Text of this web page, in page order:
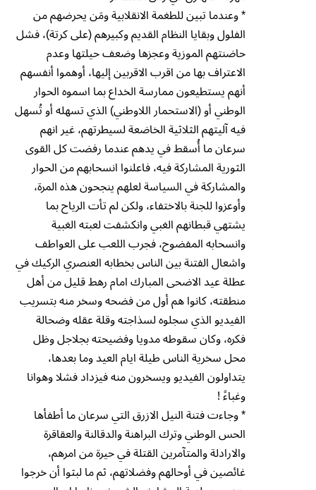
* وعندما تبين للطغمة الانقلابية ومَن يحرضهم من
الفلول وبقايا النظام القديم وكبيرهم (على كرتة)، فشل
حاضنتهم الموزية وعجزها وضعف حيلتها وعدم
الاعتراف بها من اقرب الاقربين إليها، أوهموا أنفسهم
أنهم يستطيعون ممارسة الخداع بما اسموه الحوار
الوطني أو (الاستحمار اللاوطني) الذي تسهله أو تُسهل
فيه آليتهم الثلاثية الخاضعة لسيطرتهم، غير انهم
سرعان ما أُسقط في يدهم عندما رفضت كل القوى
الثورية المشاركة فيه، فاعلنوا انسحابهم من الحوار
والمشاركة في السياسة لعلهم ينجحون هذه المرة،
وأوعزوا للجنة بالاختفاء، ولكن لم تأت الرياح بما
يشتهي قبطانهم الغبي وانكشفت لعبته الغبية
وانسحابه المفضوح، فجرب اللعب على العواطف
واشعال الفتنة بين الناس بخطابه العنصري الركيك في
عطلة عيد الاضحى المبارك امام رهط قليل من أهل
منطقته، كانوا هم أول من فضحه وسخر منه بتسريب
الفيديو الذي سجلوه لسذاجته وقلة عقله وضحالة
فكره، وكان سقوطه مدويا وفضيحته بجلاجل وظل
محل سخرية الناس طيلة ايام العيد وما بعدها،
يتداولون الفيديو ويسخرون منه فيزداد فشلا وهوانا
وغباءً !
* وجاءت فتنة النيل الازرق التي سرعان ما أطفأها
الحس الوطني وترك البراهنة والدقالنة والعقاقرة
والارادلة والمتآمرين القتلة في حيرة من امرهم،
غائصين في أوحالهم وفضلاتهم، ثم ما لبثوا أن خرجوا